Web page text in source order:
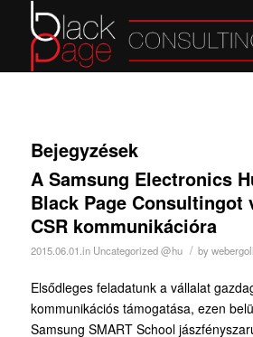
Bejegyzések
A Samsung Electronics
Black Page Consultingot
CSR kommunikációra
2015.06.01. in Uncategorized @hu / by
Elsődleges feladatunk a vállalat
kommunikációs támogatása, ezen
Samsung SMART School